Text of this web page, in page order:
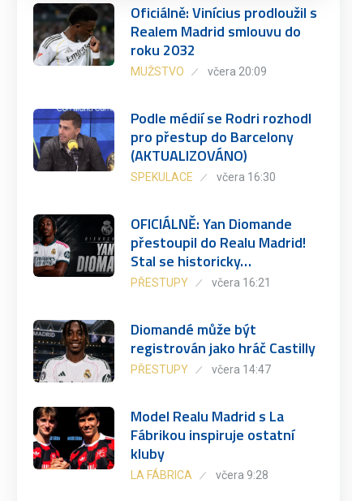
Oficiálně: Vinícius prodloužil s
Realem Madrid smlouvu do
roku 2032
MUŽSTVO včera 20:09
Podle médií se Rodri rozhodl
pro přestup do Barcelony
(AKTUALIZOVÁNO)
SPEKULACE včera 16:30
OFICIÁLNĚ: Yan Diomande
přestoupil do Realu Madrid!
Stal se historicky…
PŘESTUPY včera 16:21
Diomandé může být
registrován jako hráč Castilly
PŘESTUPY včera 14:47
Model Realu Madrid s La
Fábrikou inspiruje ostatní
kluby
LA FÁBRICA včera 9:28